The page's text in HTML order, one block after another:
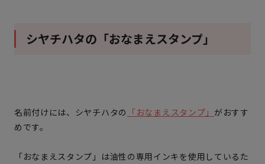
シヤチハタの「おなまえスタンプ」
名前付けには、シヤチハタの 「おなまえスタンプ」 がおすす
めです。
「おなまえスタンプ」は油性の専用インキを使用しているた